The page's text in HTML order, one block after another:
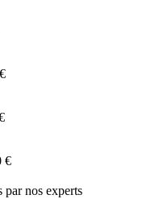
€
par nos experts